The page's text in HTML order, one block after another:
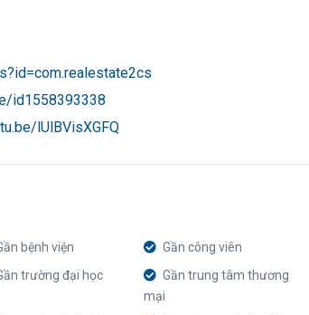
id1558393338
lUlBVisXGFQ
bệnh viện
Gần công viên
trường đại học
Gần trung tâm thương
mại